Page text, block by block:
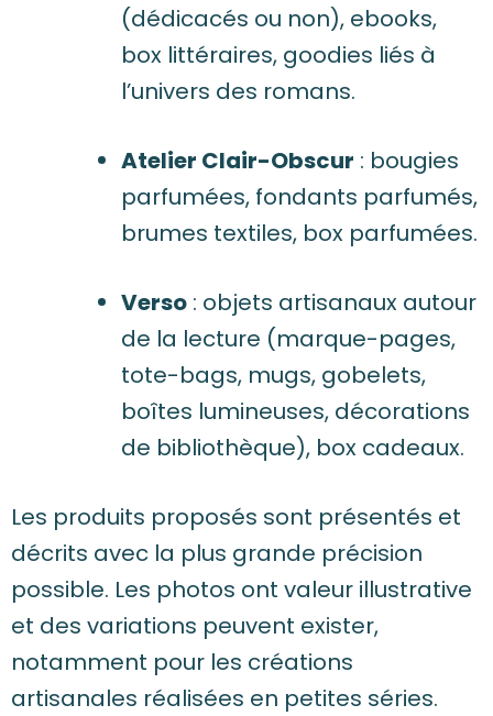
(dédicacés ou non), ebooks,
box littéraires, goodies liés à
l’univers des romans.
Atelier Clair-Obscur : bougies
parfumées, fondants parfumés,
brumes textiles, box parfumées.
Verso : objets artisanaux autour
de la lecture (marque-pages,
tote-bags, mugs, gobelets,
boîtes lumineuses, décorations
de bibliothèque), box cadeaux.
Les produits proposés sont présentés et
décrits avec la plus grande précision
possible. Les photos ont valeur illustrative
et des variations peuvent exister,
notamment pour les créations
artisanales réalisées en petites séries.